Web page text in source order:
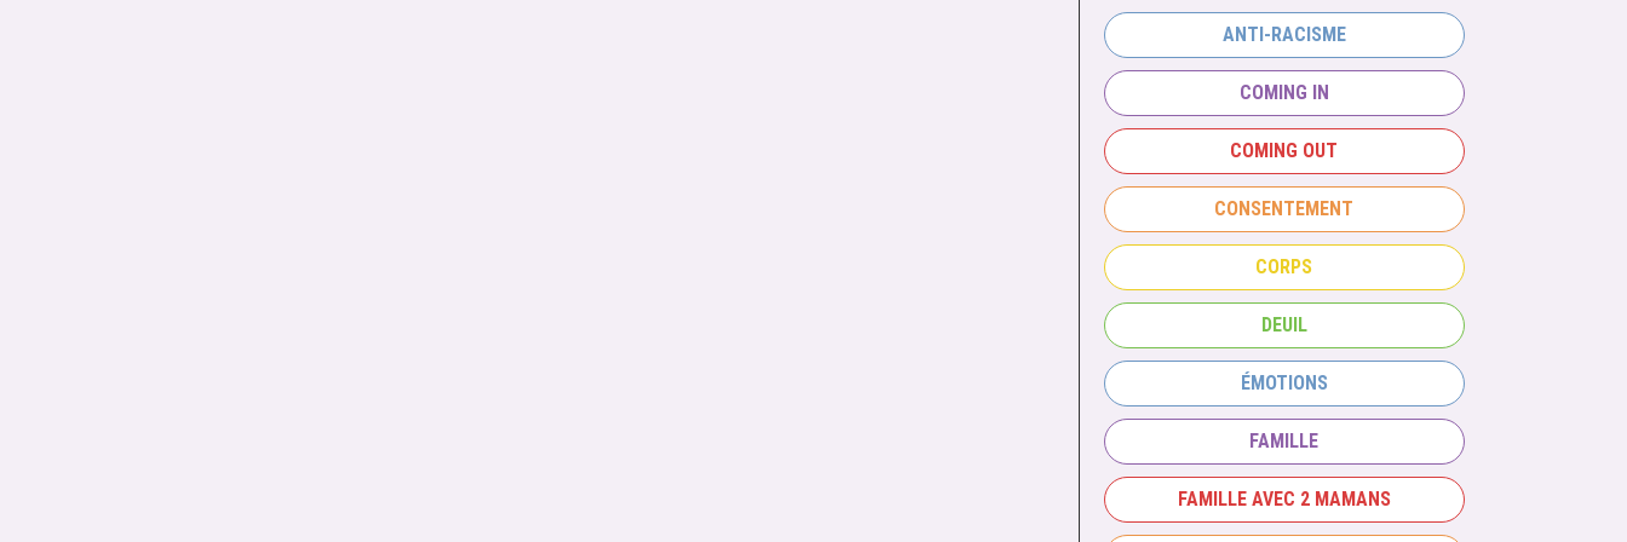
ANTI-RACISME
COMING IN
COMING OUT
CONSENTEMENT
CORPS
DEUIL
ÉMOTIONS
FAMILLE
FAMILLE AVEC 2 MAMANS